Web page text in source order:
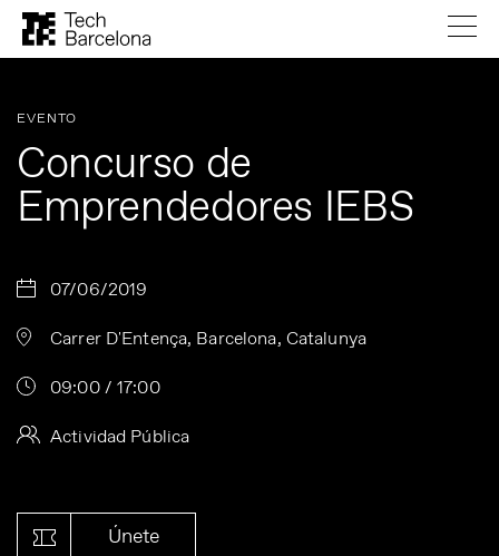
EVENTO
Concurso de
Emprendedores IEBS
07/06/2019
Carrer D'Entença, Barcelona, Catalunya
09:00 / 17:00
Actividad Pública
Únete